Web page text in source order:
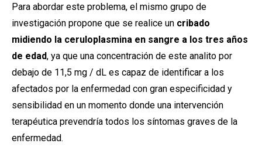
Para abordar este problema, el mismo grupo de
investigación propone que se realice un cribado
midiendo la ceruloplasmina en sangre a los tres años
de edad, ya que una concentración de este analito por
debajo de 11,5 mg / dL es capaz de identificar a los
afectados por la enfermedad con gran especificidad y
sensibilidad en un momento donde una intervención
terapéutica prevendría todos los síntomas graves de la
enfermedad.